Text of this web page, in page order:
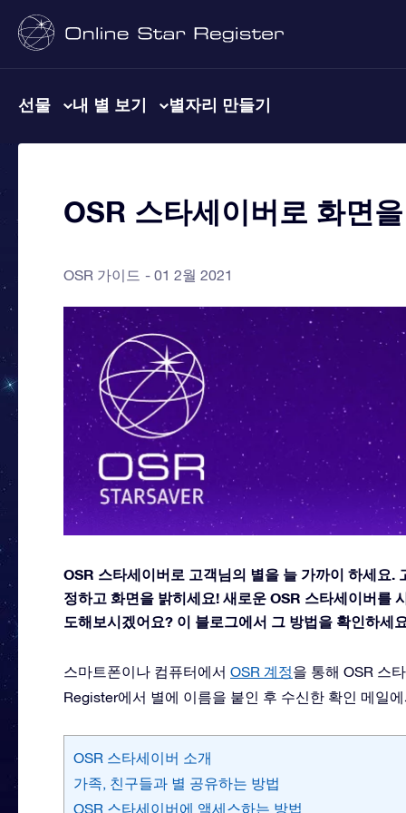
선물 내 별 보기 별자리 만들기
OSR 스타세이버로 화면
OSR 가이드 01 2월 2021
OSR 스타세이버로 고객님의 별을 늘 가까이 하세요
정하고 화면을 밝히세요! 새로운 OSR 스타세이버를
도해보시겠어요? 이 블로그에서 그 방법을 확인하세
스마트폰이나 컴퓨터에서 OSR 계정을 통해 OSR 스
Register에서 별에 이름을 붙인 후 수신한 확인 메일
OSR 스타세이버 소개
가족, 친구들과 별 공유하는 방법
OSR 스타세이버에 액세스하는 방법